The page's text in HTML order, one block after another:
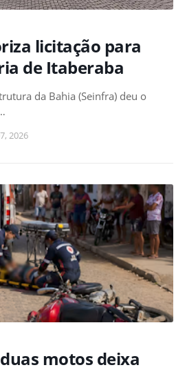
licitação para
de Itaberaba
da Bahia (Seinfra) deu o
2026
motos deixa